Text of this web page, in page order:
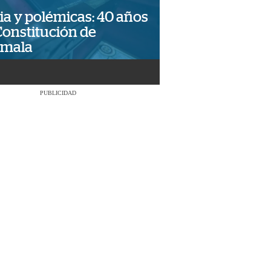
y polémicas: 40 años
de
PUBLICIDAD